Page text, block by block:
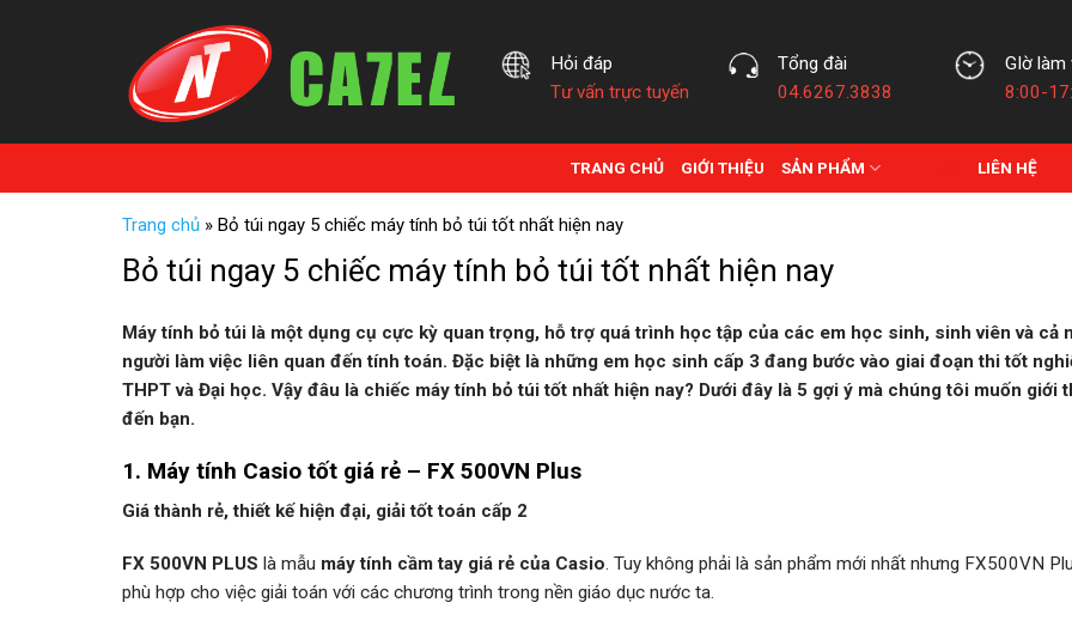
Hỏi đáp
Tư vấn trực tuyến
Tổng đài
04.6267.3838
GIờ làm
8:00-
TRANG CHỦ GIỚI THIỆU SẢN PHẨM LIÊN HỆ
Trang chủ » Bỏ túi ngay 5 chiếc máy tính bỏ túi tốt nhất hiện nay
Bỏ túi ngay 5 chiếc máy tính bỏ túi tốt nhất hiện nay
Máy tính bỏ túi là một dụng cụ cực kỳ quan trọng, hỗ trợ quá trình học tập của các em học sinh, sinh viên và cả
người làm việc liên quan đến tính toán. Đặc biệt là những em học sinh cấp 3 đang bước vào giai đoạn thi tốt
THPT và Đại học. Vậy đâu là chiếc máy tính bỏ túi tốt nhất hiện nay? Dưới đây là 5 gợi ý mà chúng tôi muốn giới
đến bạn.
1. Máy tính Casio tốt giá rẻ – FX 500VN Plus
Giá thành rẻ, thiết kế hiện đại, giải tốt toán cấp 2
FX 500VN PLUS là mẫu máy tính cầm tay giá rẻ của Casio. Tuy không phải là sản phẩm mới nhất nhưng FX500VN
phù hợp cho việc giải toán với các chương trình trong nền giáo dục nước ta.